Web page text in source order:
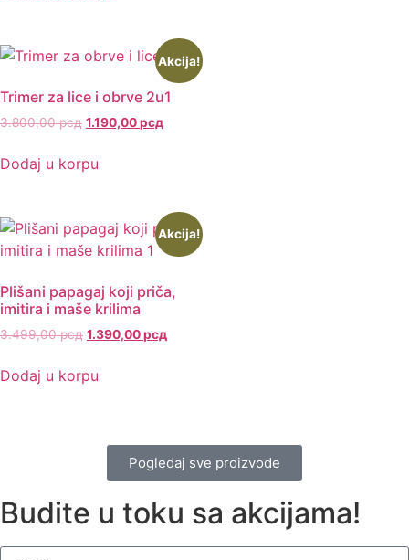
Akcija!
Trimer za lice i obrve 2u1
3.800,00рсд 1.190,00рсд
Dodaj u korpu
Akcija!
Plišani papagaj koji priča,
imitira i maše krilima
3.499,00рсд 1.390,00рсд
Dodaj u korpu
Pogledaj sve proizvode
Budite u toku sa akcijama!